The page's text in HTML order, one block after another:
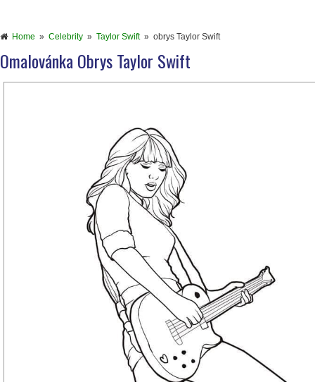
Home » Celebrity » Taylor Swift» obrys Taylor Swift
Omalovánka Obrys Taylor Swift